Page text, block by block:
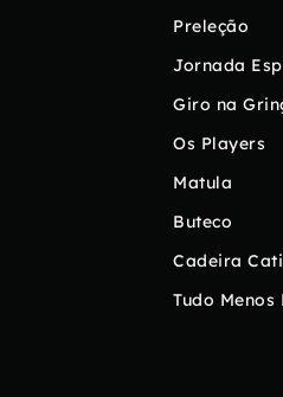
Preleção
Jornada
Giro na
Os Players
Matula
Buteco
Cadeira
Tudo Menos